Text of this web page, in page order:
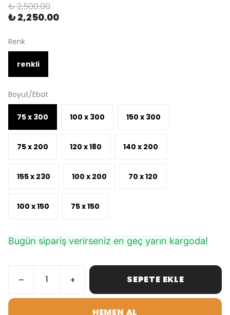
₺ 2,500.00
₺ 2,250.00
Renk
renkli
Boyut/Ebat
75 x 300 100 x 300 150 x 300
75 x 200 120 x 180 140 x 200
155 x 230 100 x 200 70 x 120
100 x 150 75 x 150
Bugün sipariş verirseniz en geç yarın kargoda!
SEPETE EKLE
HEMEN AL